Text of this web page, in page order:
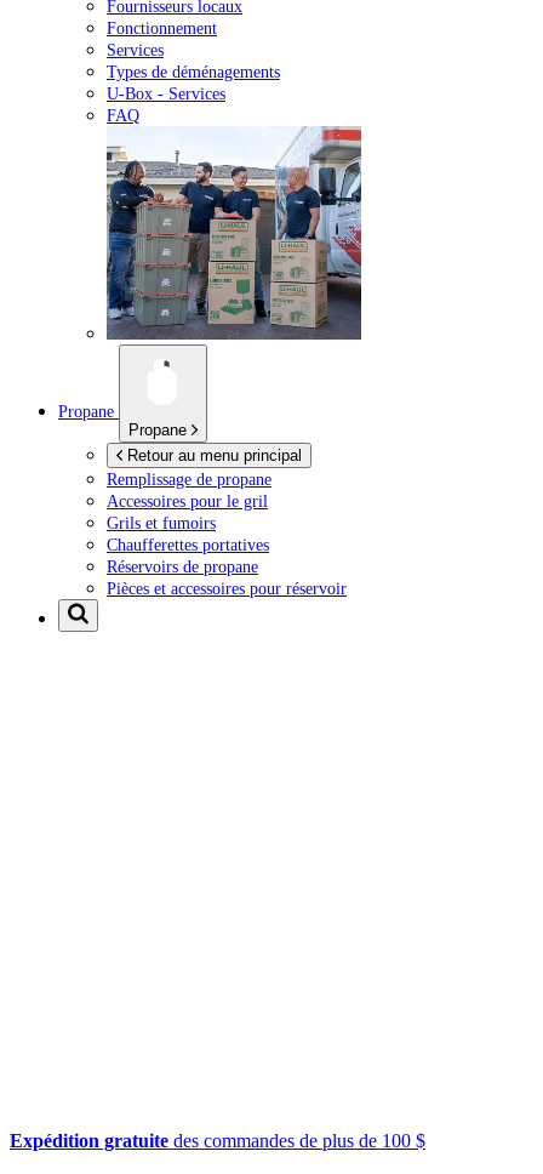
Fournisseurs locaux
Fonctionnement
Services
Types de déménagements
U-Box - Services
FAQ
Propane
Propane
Retour au menu principal
Remplissage de propane
Accessoires pour le gril
Grils et fumoirs
Chaufferettes portatives
Réservoirs de propane
Pièces et accessoires pour réservoir
Expédition gratuite des commandes de plus de 100 $